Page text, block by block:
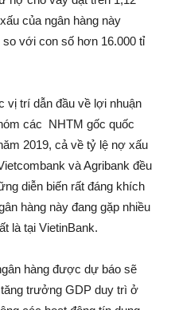
của ngân hàng này
với con số hơn 16.000 tỉ
vị trí dẫn đầu về lợi nhuận
các NHTM gốc quốc
2019, cả về tỷ lệ nợ xấu
và Agribank đều
diễn biến rất đáng khích
hàng này đang gặp nhiều
là tại VietinBank.
hàng được dự báo sẽ
trưởng GDP duy trì ở